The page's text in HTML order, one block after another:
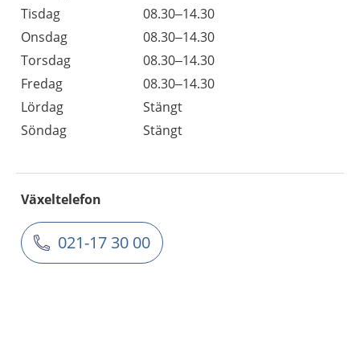
Tisdag
08.30–14.30
Onsdag
08.30–14.30
Torsdag
08.30–14.30
Fredag
08.30–14.30
Lördag
Stängt
Söndag
Stängt
Växeltelefon
021-17 30 00